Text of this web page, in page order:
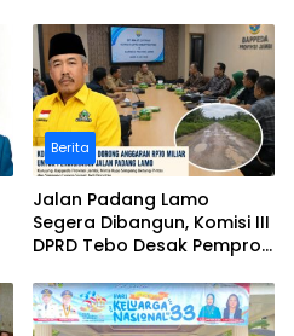
Pamuatan
Berita
Jalan Padang Lamo
Segera Dibangun, Komisi III
DPRD Tebo Desak Pemprov
Anggaran Rp70 Miliar